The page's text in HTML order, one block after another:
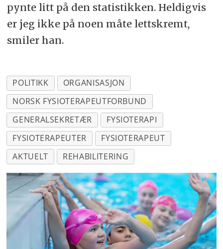
pynte litt på den statistikken. Heldigvis
er jeg ikke på noen måte lettskremt,
smiler han.
POLITIKK
ORGANISASJON
NORSK FYSIOTERAPEUTFORBUND
GENERALSEKRETÆR
FYSIOTERAPI
FYSIOTERAPEUTER
FYSIOTERAPEUT
AKTUELT
REHABILITERING